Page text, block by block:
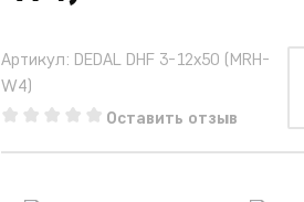
Артикул: DEDAL DHF 3-12x50 (MRH-
W4)
Оставить отзыв